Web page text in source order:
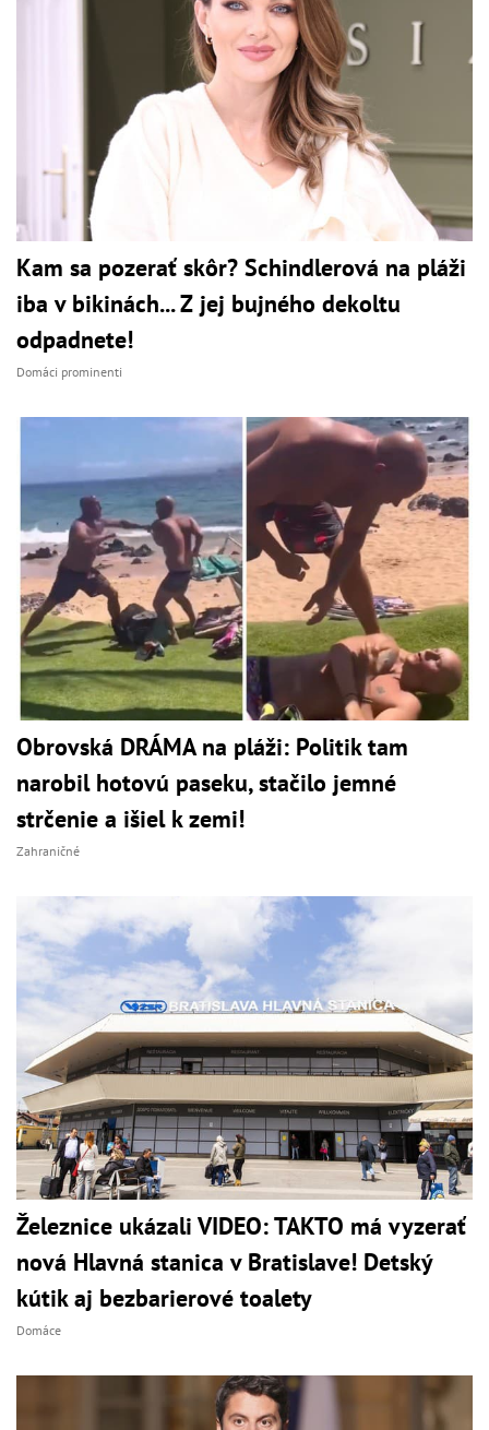
Kam sa pozerať skôr? Schindlerová na pláži
iba v bikinách... Z jej bujného dekoltu
odpadnete!
Domáci prominenti
Obrovská DRÁMA na pláži: Politik tam
narobil hotovú paseku, stačilo jemné
strčenie a išiel k zemi!
Zahraničné
Železnice ukázali VIDEO: TAKTO má vyzerať
nová Hlavná stanica v Bratislave! Detský
kútik aj bezbarierové toalety
Domáce